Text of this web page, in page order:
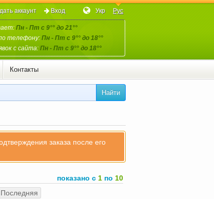
Пн - Пт с 9°° до 21°°
телефону:Пн - Пт с 9°° до 18°°
с сайта:Пн - Пт с 9°° до 18°°
Укр Рус
аккаунт Вход
Контакты
Найти
заказа после его
показано с 1 по 10
Последняя